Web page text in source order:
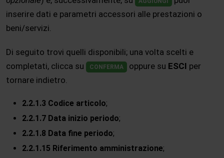
inserire dati e parametri accessori alle prestazioni o
beni/servizi.
Di seguito trovi quelli disponibili; una volta scelti e
completati, clicca su
CONFERMA oppure su ESCI per
tornare indietro.
2.2.1.3 Codice articolo;
2.2.1.7 Data inizio periodo;
2.2.1.8 Data fine periodo;
2.2.1.15 Riferimento amministrazione;